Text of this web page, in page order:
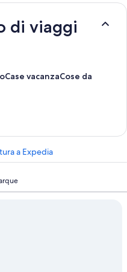
di viaggi
Case vacanzaCose da fare
a Expedia